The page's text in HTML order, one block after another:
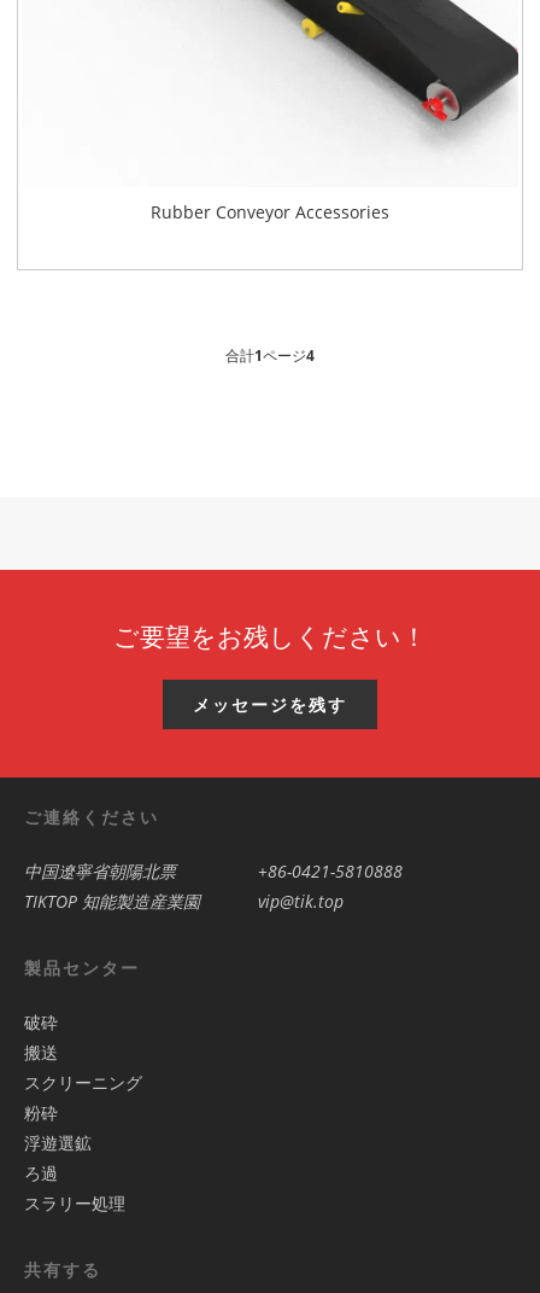
Rubber Conveyor Accessories
合計1ページ4
ご要望をお残しください！
メッセージを残す
ご連絡ください
中国遼寧省朝陽北票
TIKTOP 知能製造産業園
+86-0421-5810888
vip@tik.top
製品センター
破砕
搬送
スクリーニング
粉砕
浮遊選鉱
ろ過
スラリー処理
共有する